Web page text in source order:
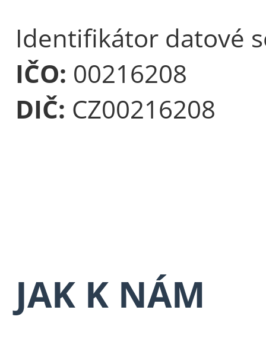
Identifikátor datové
IČO: 00216208
DIČ: CZ00216208
JAK K NÁM